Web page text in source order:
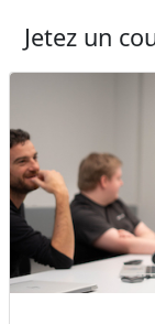
Jetez un